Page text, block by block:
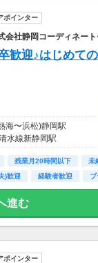
ポインター
社静岡コーディネート
歓迎♪はじめて
海〜浜松)静岡駅
水線新静岡駅
残業月20時間以下
未
)歓迎 経験者歓迎
進む
ポインター